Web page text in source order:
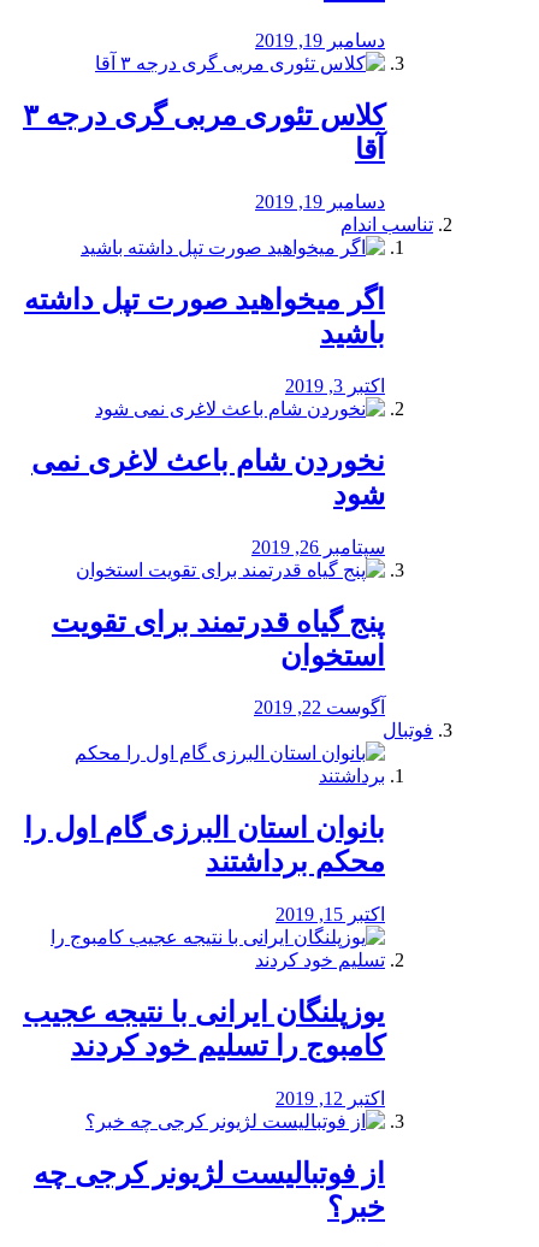
دسامبر 19, 2019
کلاس تئوری مربی گری درجه ۳
آقا
دسامبر 19, 2019
تناسب اندام
اگر میخواهید صورت تپل داشته
باشید
اکتبر 3, 2019
نخوردن شام باعث لاغری نمی
‌شود
سپتامبر 26, 2019
پنج گیاه قدرتمند برای تقویت
استخوان
آگوست 22, 2019
فوتبال
بانوان استان البرزی گام اول را
محكم برداشتند
اکتبر 15, 2019
یوزپلنگان ایرانی با نتیجه عجیب
کامبوج را تسلیم خود کردند
اکتبر 12, 2019
از فوتبالیست لژیونر کرجی چه
خبر؟